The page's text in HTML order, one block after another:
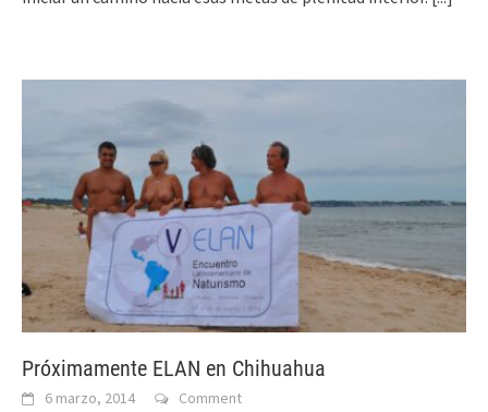
Próximamente ELAN en Chihuahua
6 marzo, 2014 Comment